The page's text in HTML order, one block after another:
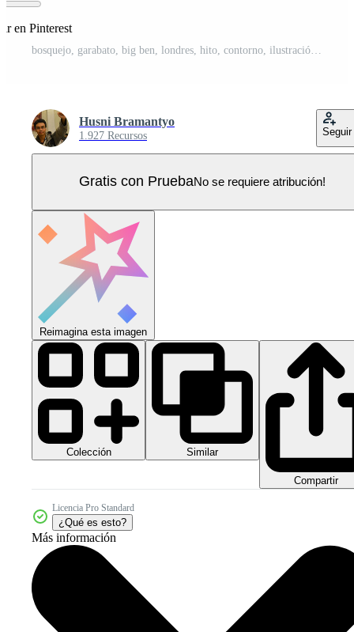
en Pinterest
Husni Bramantyo
1.927 Recursos Seguir
Gratis con PruebaNo se requiere atribución!
Reimagina esta imagen
Colección Similar
Compartir
Licencia Pro Standard
¿Qué es esto?
Más información